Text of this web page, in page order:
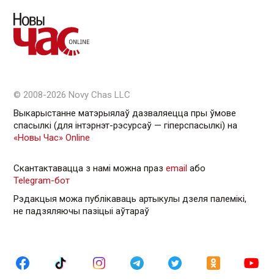
© 2008-2026 Novy Chas LLC
Выкарыстанне матэрыялаў дазваляецца пры ўмове
спасылкі (для інтэрнэт-рэсурсаў — гiперспасылкi) на
«Новы Час» Online
Скантактавацца з намі можна праз email або
Telegram-бот
Рэдакцыя можа публікаваць артыкулы дзеля палемікі,
не падзяляючы пазіцыі аўтараў